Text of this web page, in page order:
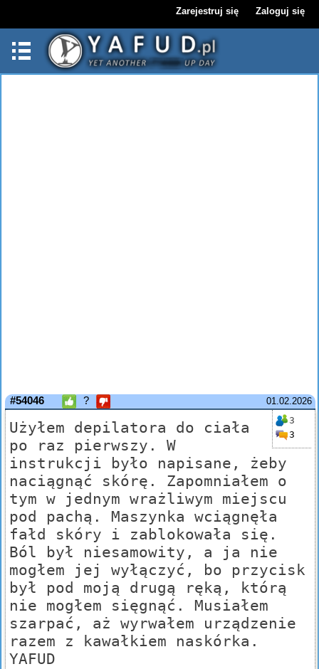
Zarejestruj się Zaloguj się
01.02.2026
#54046 ?
3
3
Użyłem depilatora do ciała
po raz pierwszy. W
instrukcji było napisane, żeby
naciągnąć skórę. Zapomniałem o
tym w jednym wrażliwym miejscu
pod pachą. Maszynka wciągnęła
fałd skóry i zablokowała się.
Ból był niesamowity, a ja nie
mogłem jej wyłączyć, bo przycisk
był pod moją drugą ręką, którą
nie mogłem sięgnąć. Musiałem
szarpać, aż wyrwałem urządzenie
razem z kawałkiem naskórka.
YAFUD